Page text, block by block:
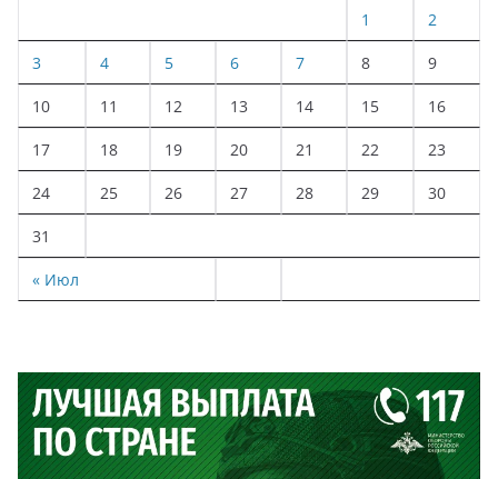
« Июл
1 2
3 4 5 6 7 8 9
10 11 12 13 14 15 16
17 18 19 20 21 22 23
24 25 26 27 28 29 30
31